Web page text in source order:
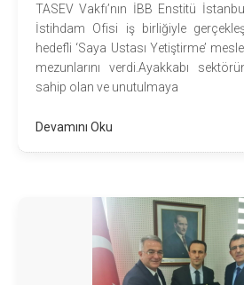
TASEV Vakfı’nın İBB Enstitü
İstihdam Ofisi iş birliğiyle
hedefli ‘Saya Ustası Yetiştirme’
mezunlarını verdi.Ayakkabı
sahip olan ve unutulmaya
Devamını Oku